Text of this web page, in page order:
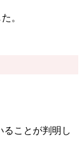
。
ることが判明し